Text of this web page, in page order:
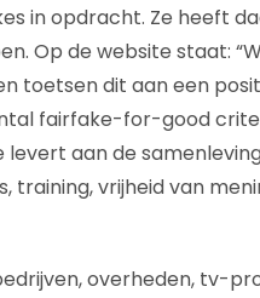
in opdracht. Ze heeft
Op de website staat:
toetsen dit aan een
fairfake-for-good
aan de
training, vrijheid van
overheden, tv-